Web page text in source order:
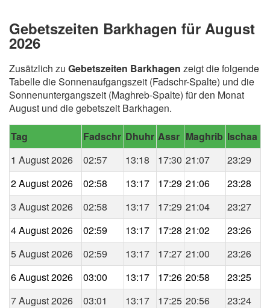
Gebetszeiten Barkhagen für August
2026
Zusätzlich zu Gebetszeiten Barkhagen zeigt die folgende
Tabelle die Sonnenaufgangszeit (Fadschr-Spalte) und die
Sonnenuntergangszeit (Maghreb-Spalte) für den Monat
August und die gebetszeit Barkhagen.
Tag Fadschr Dhuhr Assr Maghrib Ischaa
1 August 2026
02:57 13:18 17:30 21:07
23:29
2 August 2026
02:58 13:17 17:29 21:06
23:28
3 August 2026
02:58 13:17 17:29 21:04
23:27
4 August 2026
02:59 13:17 17:28 21:02
23:26
5 August 2026
02:59 13:17 17:27 21:00
23:26
6 August 2026
03:00 13:17 17:26 20:58
23:25
7 August 2026
03:01 13:17 17:25 20:56
23:24